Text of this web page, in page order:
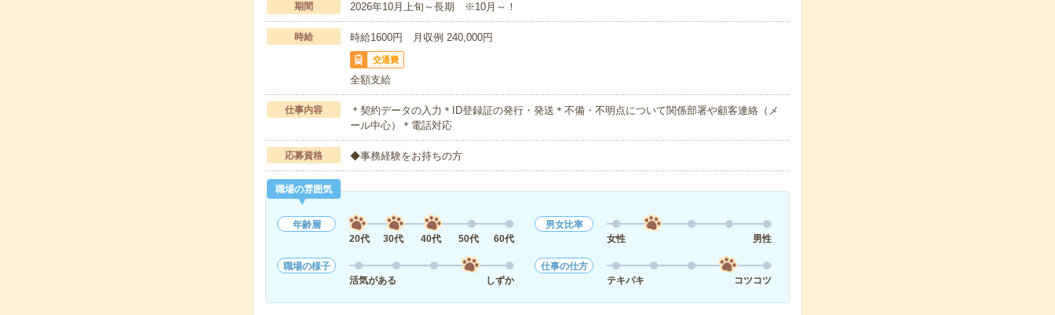
期間 2026年10月上旬～長期 ※10月～！
時給 時給1600円 月収例 240,000円
交通費
全額支給
仕事内容
＊契約データの入力＊ID登録証の発行・発送＊不備・不明点について関係部署や顧客連絡（メ
ール中心）＊電話対応
応募資格 ◆事務経験をお持ちの方
職場の雰囲気
年齢層
20代
30代 40代 50代 60代
男女比率
女性
男性
職場の様子
活気がある
しずか
仕事の仕方
テキパキ
コツコツ